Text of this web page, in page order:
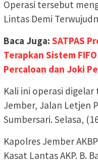
Operasi tersebut
Lintas Demi
Baca Juga: SATPAS
Terapkan Sistem
Percaloan dan Joki
Kali ini operasi
Jember, Jalan Letjen
Sumbersari. Selasa,
Kapolres Jember
Kasat Lantas AKP. B.